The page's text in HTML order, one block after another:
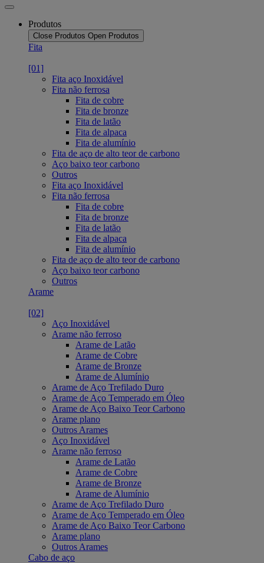
Produtos
Close Produtos Open Produtos
Fita
[01]
Fita aço Inoxidável
Fita não ferrosa
Fita de cobre
Fita de bronze
Fita de latão
Fita de alpaca
Fita de alumínio
Fita de aço de alto teor de carbono
Aço baixo teor carbono
Outros
Fita aço Inoxidável
Fita não ferrosa
Fita de cobre
Fita de bronze
Fita de latão
Fita de alpaca
Fita de alumínio
Fita de aço de alto teor de carbono
Aço baixo teor carbono
Outros
Arame
[02]
Aço Inoxidável
Arame não ferroso
Arame de Latão
Arame de Cobre
Arame de Bronze
Arame de Alumínio
Arame de Aço Trefilado Duro
Arame de Aço Temperado em Óleo
Arame de Aço Baixo Teor Carbono
Arame plano
Outros Arames
Aço Inoxidável
Arame não ferroso
Arame de Latão
Arame de Cobre
Arame de Bronze
Arame de Alumínio
Arame de Aço Trefilado Duro
Arame de Aço Temperado em Óleo
Arame de Aço Baixo Teor Carbono
Arame plano
Outros Arames
Cabo de aço